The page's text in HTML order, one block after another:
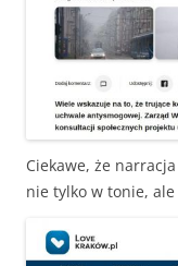
Ciekawe, że
nie tylko w tonie, ale